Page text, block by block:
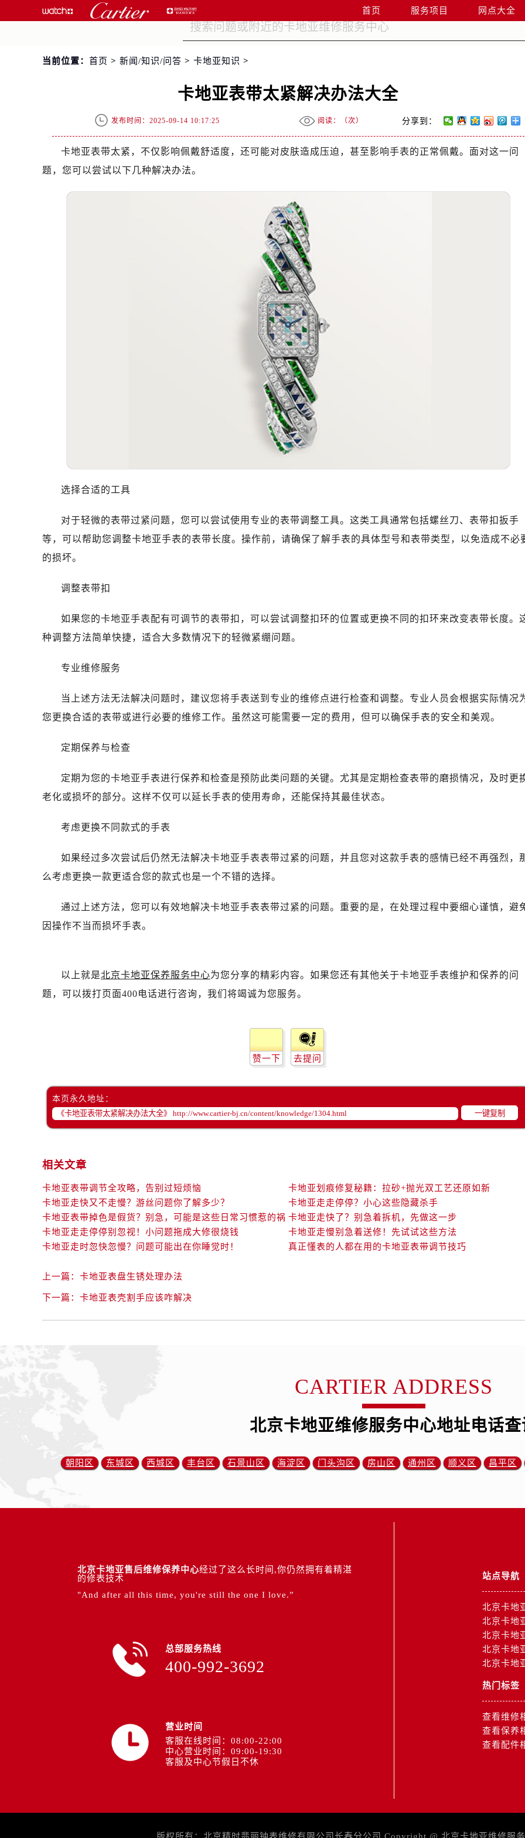
首页 服务项目 网点大全
当前位置： 首页 > 新闻/知识/问答 > 卡地亚知识 >
卡地亚表带太紧解决办法大全
发布时间：2025-09-14 10:17:25 阅读：（次） 分享到：
卡地亚表带太紧，不仅影响佩戴舒适度，还可能对皮肤造成压迫，甚至影响手表的正常佩戴。面对这一问
题，您可以尝试以下几种解决办法。
选择合适的工具
对于轻微的表带过紧问题，您可以尝试使用专业的表带调整工具。这类工具通常包括螺丝刀、表带扣扳手
等，可以帮助您调整卡地亚手表的表带长度。操作前，请确保了解手表的具体型号和表带类型，以免造成不必
的损坏。
调整表带扣
如果您的卡地亚手表配有可调节的表带扣，可以尝试调整扣环的位置或更换不同的扣环来改变表带长度。
种调整方法简单快捷，适合大多数情况下的轻微紧绷问题。
专业维修服务
当上述方法无法解决问题时，建议您将手表送到专业的维修点进行检查和调整。专业人员会根据实际情况
您更换合适的表带或进行必要的维修工作。虽然这可能需要一定的费用，但可以确保手表的安全和美观。
定期保养与检查
定期为您的卡地亚手表进行保养和检查是预防此类问题的关键。尤其是定期检查表带的磨损情况，及时更
老化或损坏的部分。这样不仅可以延长手表的使用寿命，还能保持其最佳状态。
考虑更换不同款式的手表
如果经过多次尝试后仍然无法解决卡地亚手表表带过紧的问题，并且您对这款手表的感情已经不再强烈，
么考虑更换一款更适合您的款式也是一个不错的选择。
通过上述方法，您可以有效地解决卡地亚手表表带过紧的问题。重要的是，在处理过程中要细心谨慎，避
因操作不当而损坏手表。
以上就是北京卡地亚保养服务中心为您分享的精彩内容。如果您还有其他关于卡地亚手表维护和保养的问
题，可以拨打页面400电话进行咨询，我们将竭诚为您服务。
赞一下 去提问
本页永久地址：
一键复制
相关文章
卡地亚表带调节全攻略，告别过短烦恼
卡地亚划痕修复秘籍：拉砂+抛光双工艺还原如新
卡地亚走快又不走慢？游丝问题你了解多少？
卡地亚走走停停？小心这些隐藏杀手
卡地亚表带掉色是假货？别急，可能是这些日常习惯惹的祸 卡地亚走快了？别急着拆机，先做这一步
卡地亚走走停停别忽视！小问题拖成大修很烧钱
卡地亚走慢别急着送修！先试试这些方法
卡地亚走时忽快忽慢？问题可能出在你睡觉时！
真正懂表的人都在用的卡地亚表带调节技巧
上一篇： 卡地亚表盘生锈处理办法
下一篇： 卡地亚表壳割手应该咋解决
CARTIER ADDRESS
北京卡地亚维修服务中心地址电话查
朝阳区 东城区 西城区 丰台区 石景山区 海淀区 门头沟区 房山区 通州区 顺义区 昌平区
北京卡地亚售后维修保养中心经过了这么长时间,你仍然拥有着精湛
的修表技术
"And after all this time, you're still the one I love.”
总部服务热线
400-992-3692
营业时间
客服在线时间：08:00-22:00
中心营业时间：09:00-19:30
客服及中心节假日不休
站点导航
北京卡地
北京卡地
北京卡地
北京卡地
北京卡地
热门标签
查看维修
查看保养
查看配件
版权所有：北京精时翡丽钟表维修有限公司长春分公司 Copyright @ 北京卡地亚维修服